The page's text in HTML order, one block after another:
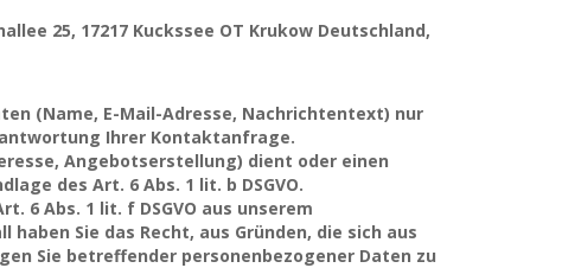
25, 17217 Kuckssee OT Krukow Deutschland,
(Name, E-Mail-Adresse, Nachrichtentext) nur
Ihrer Kontaktanfrage.
Angebotserstellung) dient oder einen
des Art. 6 Abs. 1 lit. b DSGVO.
6 Abs. 1 lit. f DSGVO aus unserem
Sie das Recht, aus Gründen, die sich aus
Sie betreffender personenbezogener Daten zu